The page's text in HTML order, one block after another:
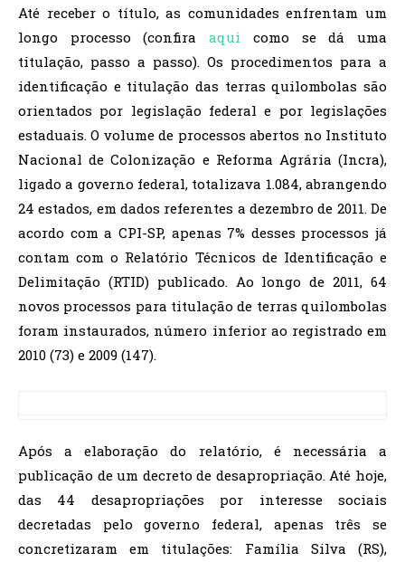
Até receber o título, as comunidades enfrentam um
longo processo (confiraaqui como se dá uma
titulação, passo a passo). Os procedimentos para a
identificação e titulação das terras quilombolas são
orientados por legislação federal e por legislações
estaduais. O volume de processos abertos no Instituto
Nacional de Colonização e Reforma Agrária (Incra),
ligado a governo federal, totalizava 1.084, abrangendo
24 estados, em dados referentes a dezembro de 2011. De
acordo com a CPI-SP, apenas 7% desses processos já
contam com o Relatório Técnicos de Identificação e
Delimitação (RTID) publicado. Ao longo de 2011, 64
novos processos para titulação de terras quilombolas
foram instaurados, número inferior ao registrado em
2010 (73) e 2009 (147).
Após a elaboração do relatório, é necessária a
publicação de um decreto de desapropriação. Até hoje,
das 44 desapropriações por interesse sociais
decretadas pelo governo federal, apenas três se
concretizaram em titulações: Família Silva (RS),